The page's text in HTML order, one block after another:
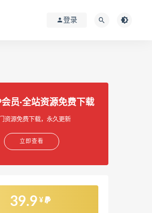
登录
员·全站资源免费下载
资源免费下载，永久更新
立即查看
39.9 ¥